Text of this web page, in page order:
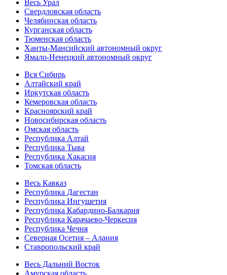
Весь Урал
Свердловская область
Челябинская область
Курганская область
Тюменская область
Ханты-Мансийский автономный округ
Ямало-Ненецкий автономный округ
Вся Сибирь
Алтайский край
Иркутская область
Кемеровская область
Красноярский край
Новосибирская область
Омская область
Республика Алтай
Республика Тыва
Республика Хакасия
Томская область
Весь Кавказ
Республика Дагестан
Республика Ингушетия
Республика Кабардино-Балкария
Республика Карачаево-Черкесия
Республика Чечня
Северная Осетия – Алания
Ставропольский край
Весь Дальний Восток
Амурская область